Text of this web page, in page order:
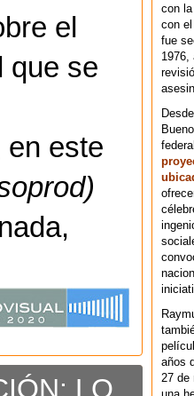
el
que se
en este
LO
con
con
fue
1976,
años
27 de